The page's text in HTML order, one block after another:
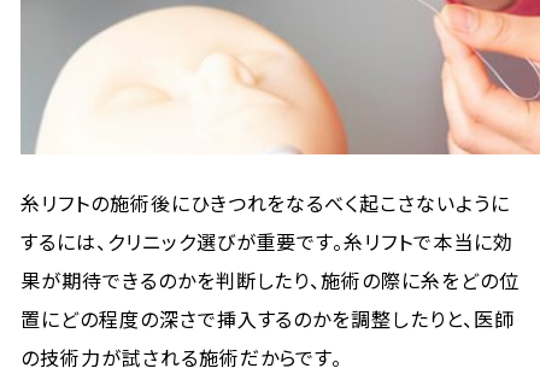
糸リフトの施術後にひきつれをなるべく起こさないように
するには、クリニック選びが重要です。糸リフトで本当に効
果が期待できるのかを判断したり、施術の際に糸をどの位
置にどの程度の深さで挿入するのかを調整したりと、医師
の技術力が試される施術だからです。